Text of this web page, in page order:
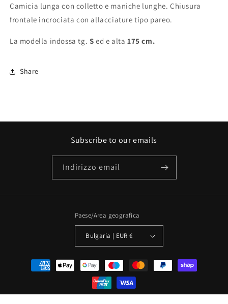
Camicia lunga con colletto e maniche lunghe. Chiusura
frontale incrociata con allacciature tipo pareo.
La modella indossa tg. S ed e alta175 cm.
Share
Subscribe to our emails
Indirizzo email
Paese/Area geografica
Bulgaria | EUR €
Metodi